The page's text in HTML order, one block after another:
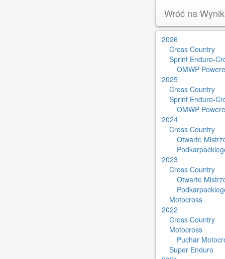
Wróć na
2026
Cross Country
Sprint Enduro-
OMWP
2025
Cross Country
Sprint Enduro-
OMWP
2024
Cross Country
Otwarte
2023
Cross Country
Otwarte
Motocross
2022
Cross Country
Motocross
Puchar
Super Enduro